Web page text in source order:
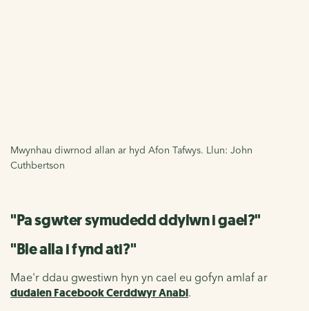
Mwynhau diwrnod allan ar hyd Afon Tafwys. Llun: John
Cuthbertson
"Pa sgwter symudedd ddylwn i gael?"
"Ble alla i fynd ati?"
Mae'r ddau gwestiwn hyn yn cael eu gofyn amlaf ar
dudalen Facebook Cerddwyr Anabl.